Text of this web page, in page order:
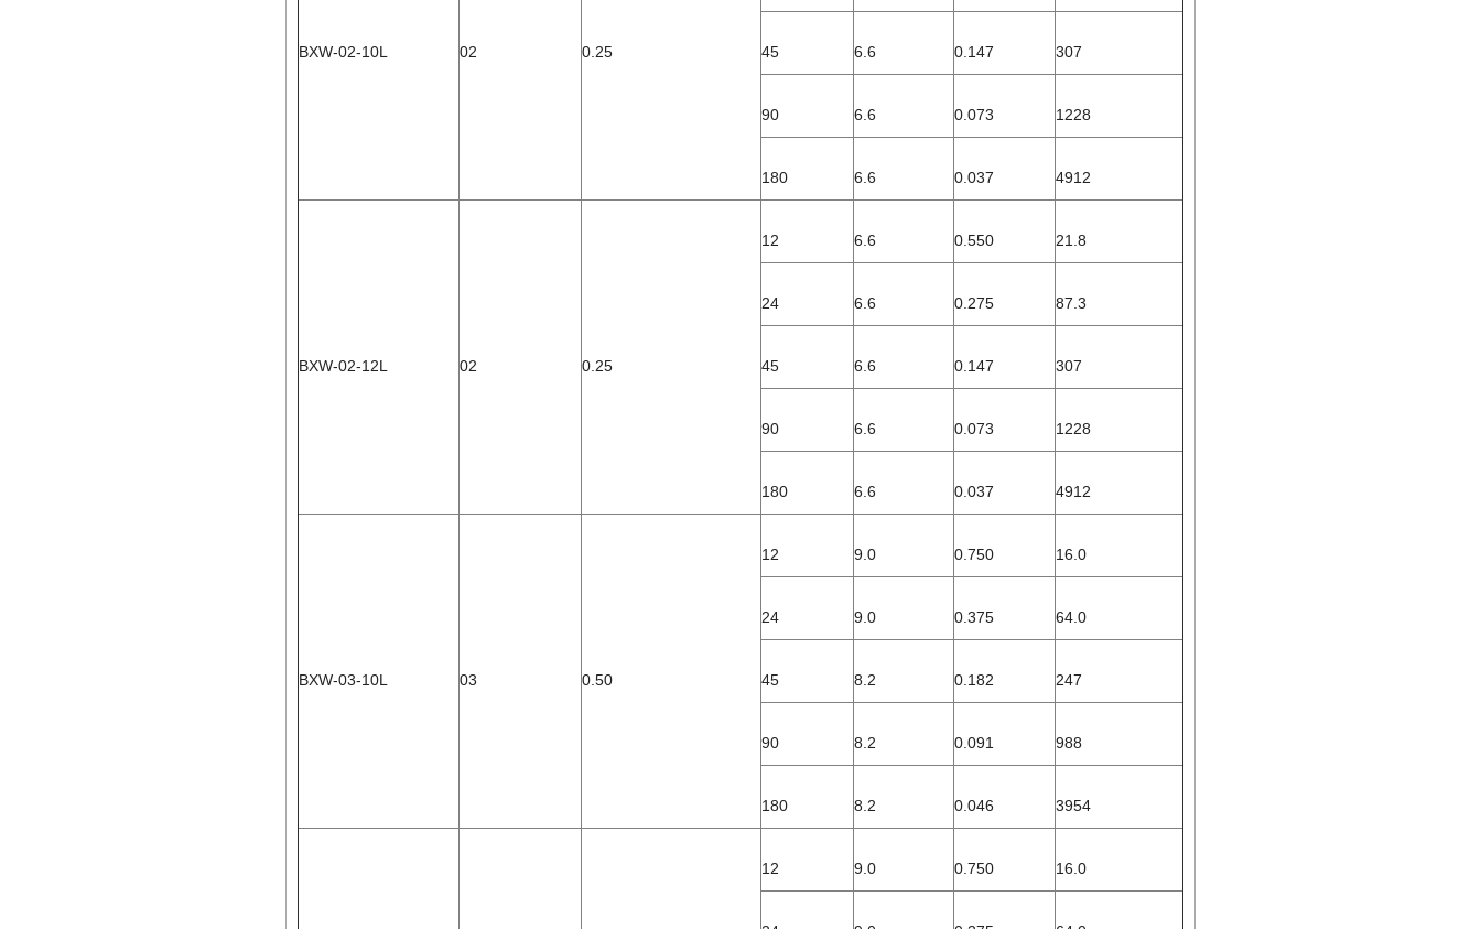
BXW-02-10L 02 0.25 45 6.6 0.147 307
90 6.6 0.073 1228
180 6.6 0.037 4912
BXW-02-12L 02 0.25
12 6.6 0.550 21.8
24 6.6 0.275 87.3
45 6.6 0.147 307
90 6.6 0.073 1228
180 6.6 0.037 4912
BXW-03-10L 03 0.50
12 9.0 0.750 16.0
24 9.0 0.375 64.0
45 8.2 0.182 247
90 8.2 0.091 988
180 8.2 0.046 3954
12 9.0 0.750 16.0